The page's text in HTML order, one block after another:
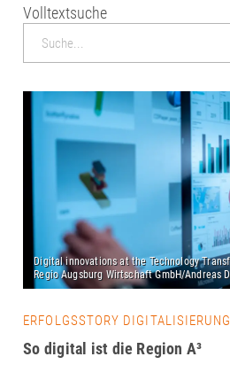
Volltextsuche
ERFOLGSSTORY DIGITALISIERUNG
So digital ist die Region A³